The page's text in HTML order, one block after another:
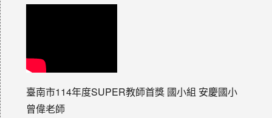
臺南市114年度SUPER教師首獎 國小組 安慶國小
曾偉老師